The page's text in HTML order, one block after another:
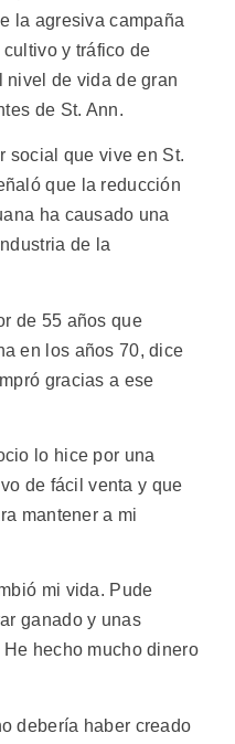
la agresiva campaña
y tráfico de
nivel de vida de gran
de St. Ann.
social que vive en St.
que la reducción
ha causado una
de la
de 55 años que
en los años 70, dice
gracias a ese
lo hice por una
de fácil venta y que
mantener a mi
mi vida. Pude
ganado y unas
hecho mucho dinero
debería haber creado